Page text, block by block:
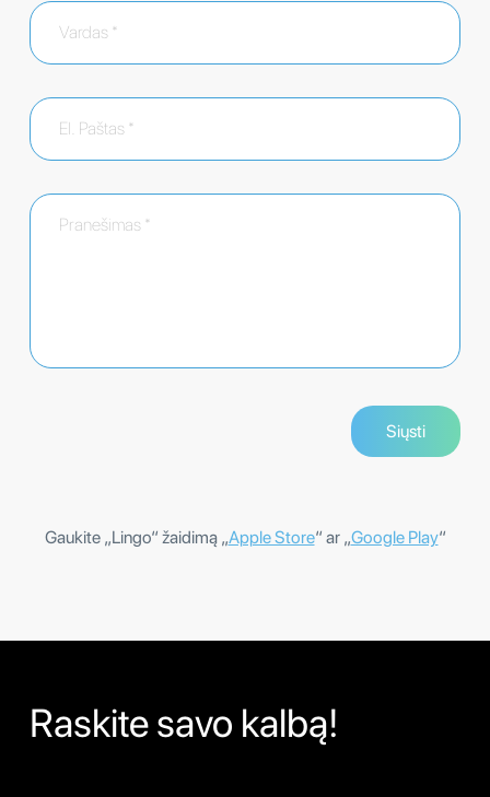
Gaukite „Lingo“ žaidimą „Apple Store“ ar „Google Play“
Raskite savo kalbą!